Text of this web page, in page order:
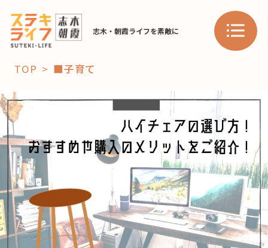
志木・朝霞ライフを素敵に
「コト」
暮らし
おすすめ
スポット 学び・教育
「場」
TOP ■子育て